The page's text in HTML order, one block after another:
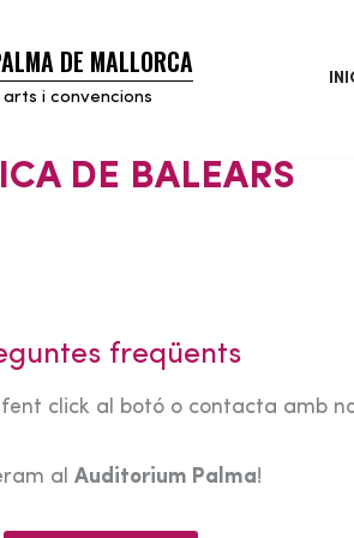
DE MALLORCA
i convencions
DE BALEARS
freqüents
fent click al botó o contacta amb
al Auditorium Palma!